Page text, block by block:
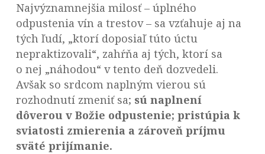
Najvýznamnejšia milosť – úplného
odpustenia vín a trestov – sa vzťahuje aj na
tých ľudí, „ktorí doposiaľ túto úctu
nepraktizovali“, zahŕňa aj tých, ktorí sa
o nej „náhodou“ v tento deň dozvedeli.
Avšak so srdcom naplným vierou sú
rozhodnutí zmeniť sa; sú naplnení
dôverou v Božie odpustenie; pristúpia k
sviatosti zmierenia a zároveň príjmu
sväté prijímanie.